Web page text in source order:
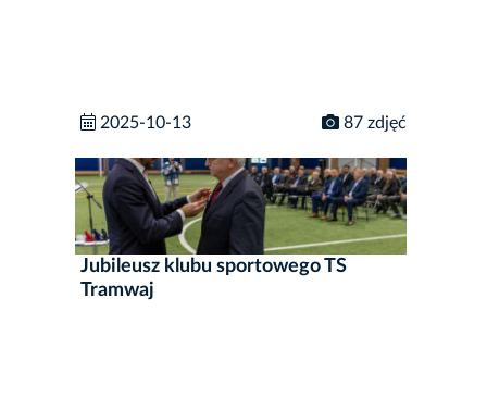
2025-10-13 87 zdjęć
Jubileusz klubu sportowego TS
Tramwaj